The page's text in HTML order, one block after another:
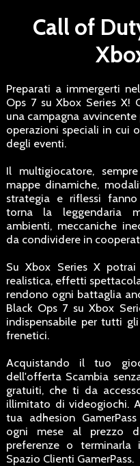
Call of
Preparati a immergerti
Ops 7 su Xbox Series X!
una campagna
operazioni speciali in cui
degli eventi.
Il multigiocatore,
mappe dinamiche,
strategia e riflessi
torna la leggendaria
ambienti, meccaniche
da condividere in
Su Xbox Series X
realistica, effetti
rendono ogni battaglia
Black Ops 7 su Xbox
indispensabile per tutti
frenetici.
Acquistando il tuo
dell'offerta Scambia
gratuiti, che ti da
illimitato di videogiochi.
tua adhesion
ogni mese al prezzo
preferenze o
Spazio Clienti GamerPass.